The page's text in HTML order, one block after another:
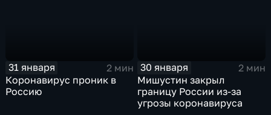
31 января
2 мин
Коронавирус проник в
Россию
30 января
2 мин
Мишустин закрыл
границу России из-за
угрозы коронавируса